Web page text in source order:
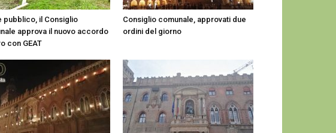
pubblico, il Consiglio
approva il nuovo accordo
con GEAT
Consiglio comunale, approvati due
ordini del giorno